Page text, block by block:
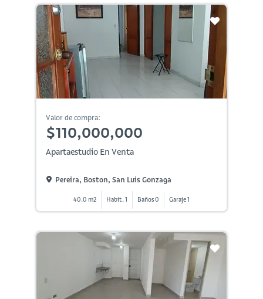
Valor de compra:
$110,000,000
Apartaestudio En Venta
Pereira, Boston, San Luis Gonzaga
40.0 m2 Habit. 1 Baños 0 Garaje 1